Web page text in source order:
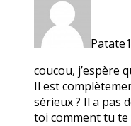
coucou, j’espère
Il est
sérieux ? Il a pas
toi comment tu